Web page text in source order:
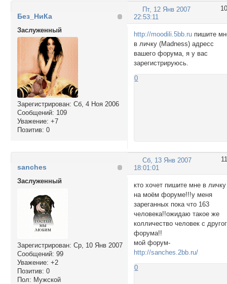
10
Пт, 12 Янв 2007
22:53:11
Без_НиКа
Заслуженный
Зарегистрирован: Сб, 4 Ноя 2006
Сообщений: 109
Уважение: +7
Позитив: 0
http://moodili.5bb.ru пишите
в личку (Madness) адресс
вашего форума, я у вас
зарегистрируюсь.
0
11
Сб, 13 Янв 2007
18:01:01
sanches
Заслуженный
Зарегистрирован: Ср, 10 Янв 2007
Сообщений: 99
Уважение: +2
Позитив: 0
Пол: Мужской
кто хочет пишите мне в личку
на моём форуме!!!у меня
зареганных пока что 163
человека!!ожидаю такое же
колличество человек с
форума!!
мой форум-
http://sanches.2bb.ru/
0